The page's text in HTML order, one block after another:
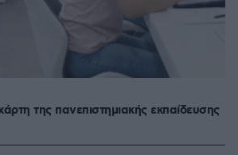
της πανεπιστημιακής εκπαίδευσης